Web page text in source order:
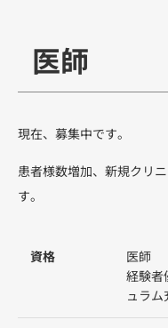
医師
現在、募集中です。
患者様数増加、新規クリ
す。
資格
医師
経験者
ュラム